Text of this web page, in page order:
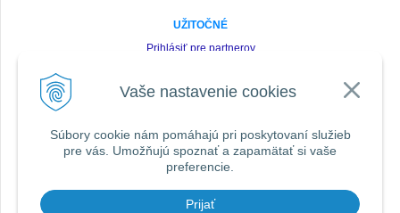
Vaše nastavenie cookies
Súbory cookie nám pomáhajú pri poskytovaní služieb
pre vás. Umožňujú spoznať a zapamätať si vaše
preferencie.
Prijať
UŽITOČNÉ
Prihlásiť pre partnerov
Zabudnuté heslo
SLEDUJTE NÁS VŠADE